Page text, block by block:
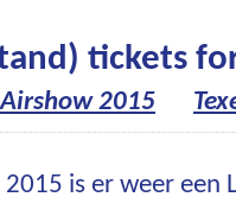
tickets
Airshow 2015
is er weer een